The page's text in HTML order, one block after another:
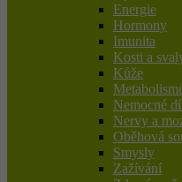
Energie
Hormony
Imunita
Kosti a
Kůže
Nemocné
Nervy a
Oběhová
Smysly
Zažívání